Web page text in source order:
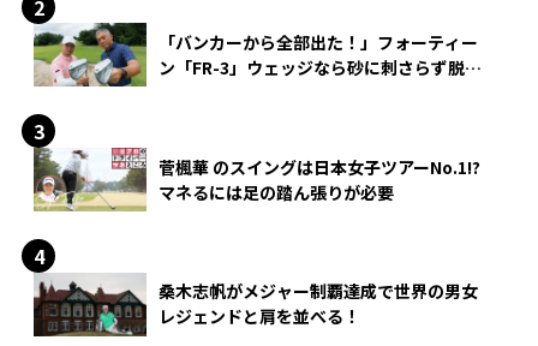
「バンカーから全部出た！」フォーティー
ン「FR-3」ウェッジなら砂に刺さらず脱出
菅楓華 のスイングは日本女子ツアーNo.1!?
マネるには足の踏ん張りが必要
桑木志帆がメジャー制覇達成で世界の男女
レジェンドと肩を並べる！